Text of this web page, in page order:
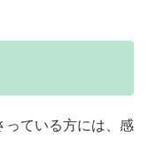
っている方には、感